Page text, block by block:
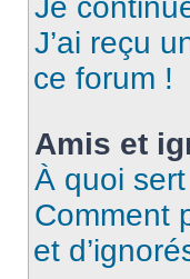
Je
J’ai reçu
ce forum !
Amis et
À quoi sert
Comment
et